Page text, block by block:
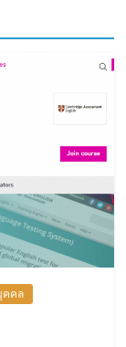
คคล